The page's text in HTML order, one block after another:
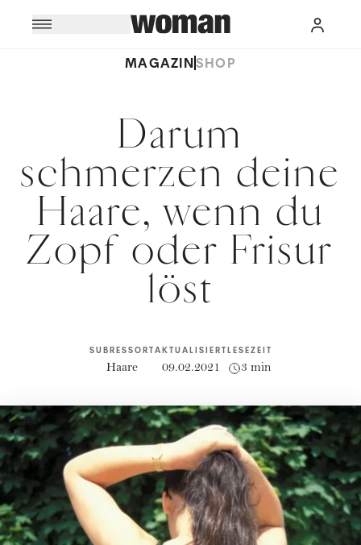
MAGAZINSHOP
Darum
schmerzen deine
Haare, wenn du
Zopf oder Frisur
löst
SUBRESSORT
Haare
AKTUALISIERT
09.02.2021
LESEZEIT
3 min